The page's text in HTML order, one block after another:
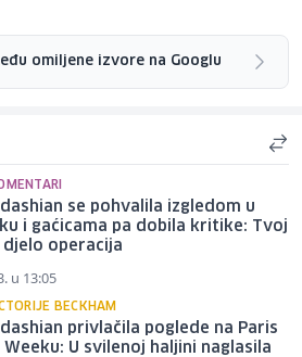
omiljene izvore na Googlu
se pohvalila izgledom u
i gaćicama pa dobila kritike: Tvoj
operacija
u 13:05
BECKHAM
privlačila poglede na Paris
Weeku: U svilenoj haljini naglasila